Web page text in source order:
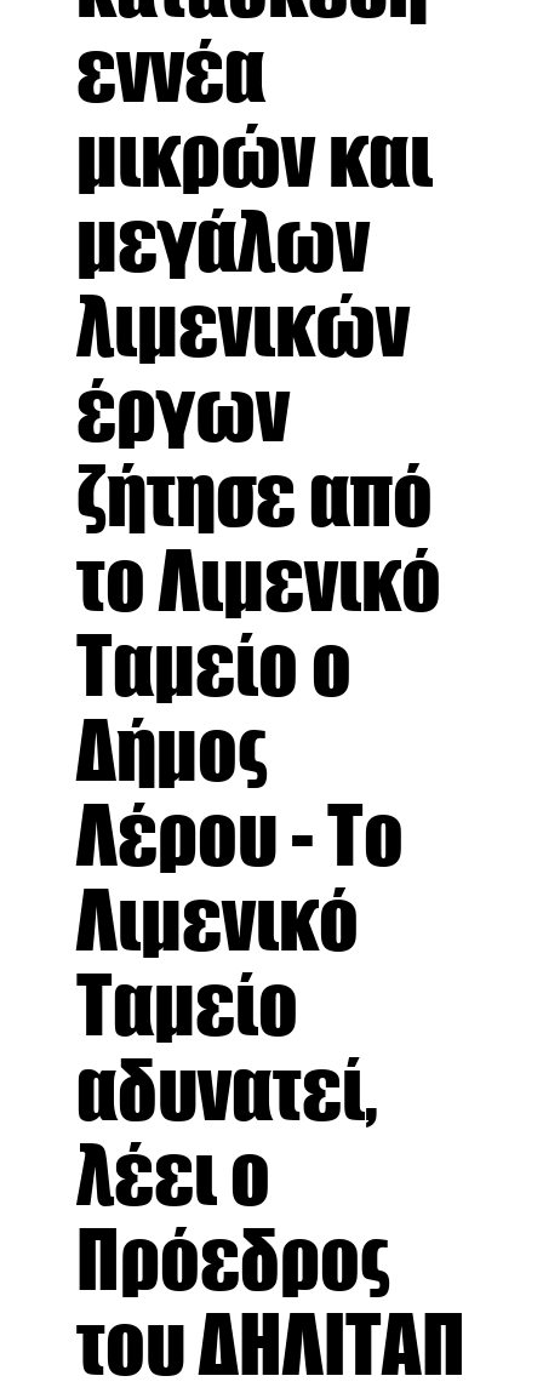
εννέα
μικρών και
μεγάλων
λιμενικών
έργων
ζήτησε από
το Λιμενικό
Ταμείο ο
Δήμος
Λέρου - Το
Λιμενικό
Ταμείο
αδυνατεί,
λέει ο
Πρόεδρος
του ΔΗΛΙΤΑΠ